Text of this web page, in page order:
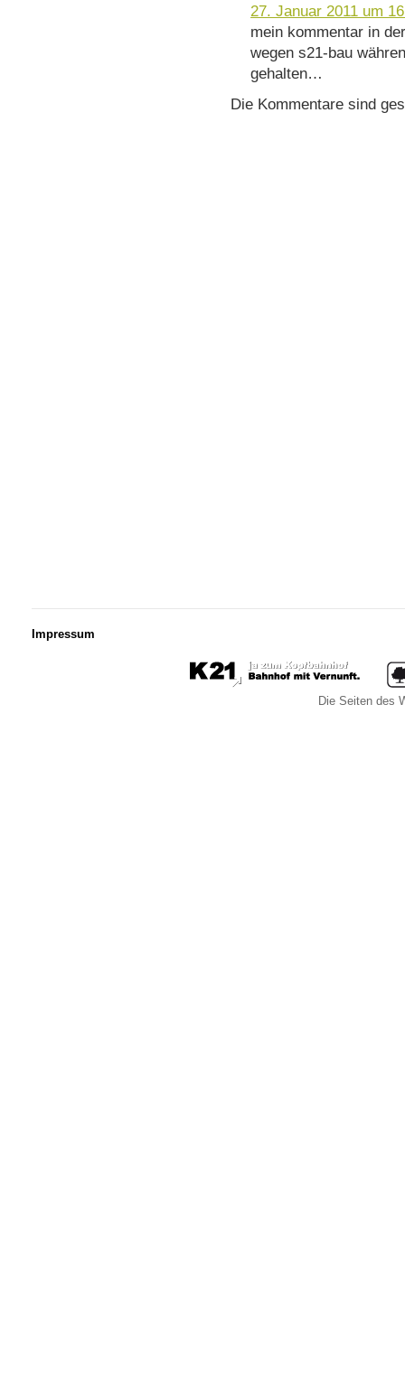
27. Januar 2011 um
mein kommentar in
wegen s21-bau
gehalten…
Die Kommentare sind
Impressum
Die Seiten des